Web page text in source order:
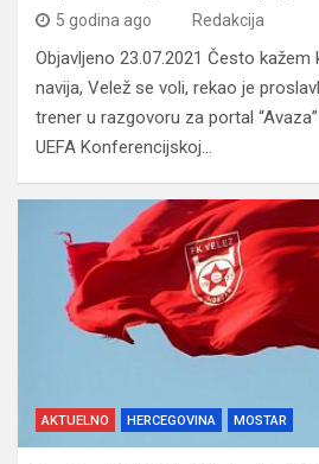
5 godina ago Redakcija
Objavljeno 23.07.2021 Često kažem
navija, Velež se voli, rekao je
trener u razgovoru za portal
UEFA Konferencijskoj…
AKTUELNO HERCEGOVINA MOSTAR